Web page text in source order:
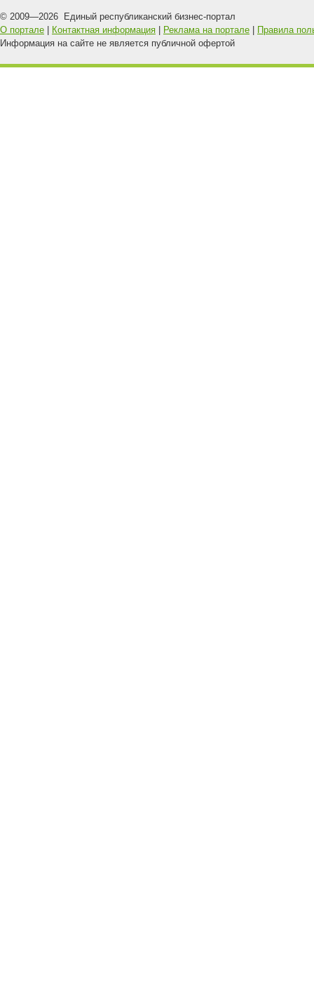
© 2009—2026 Единый республиканский бизнес-портал
О портале
Контактная информация Реклама на портале
Правила
Информация на сайте не является публичной офертой